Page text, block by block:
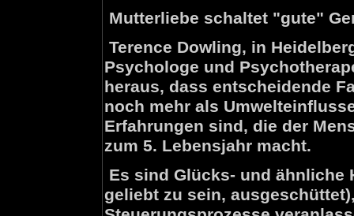
Mutterliebe schaltet "gute"
Terence Dowling, in
Psychologe und
heraus, dass entscheidende
noch mehr als
Erfahrungen sind, die der
zum 5. Lebensjahr macht.
Es sind Glücks- und ähnliche
geliebt zu sein,